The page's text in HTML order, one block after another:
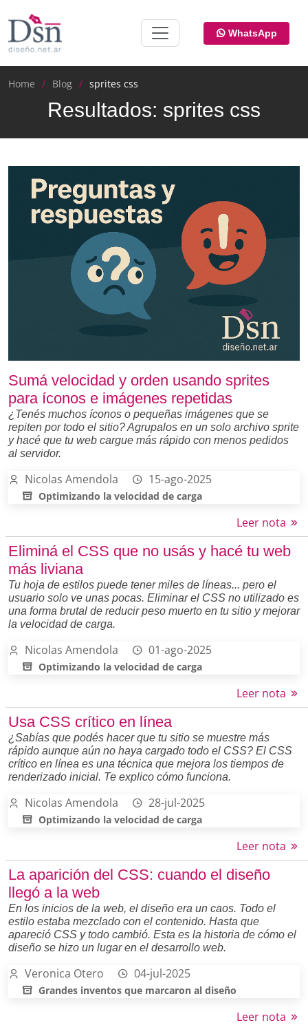
WhatsApp
Home Blog sprites css
Resultados: sprites css
Sumá velocidad y orden usando sprites
para íconos e imágenes repetidas
¿Tenés muchos íconos o pequeñas imágenes que se
repiten por todo el sitio? Agrupalos en un solo archivo sprite
y hacé que tu web cargue más rápido con menos pedidos
al servidor.
Nicolas Amendola 15-ago-2025
Optimizando la velocidad de carga
Leer nota
Eliminá el CSS que no usás y hacé tu web
más liviana
Tu hoja de estilos puede tener miles de líneas... pero el
usuario solo ve unas pocas. Eliminar el CSS no utilizado es
una forma brutal de reducir peso muerto en tu sitio y mejorar
la velocidad de carga.
Nicolas Amendola 01-ago-2025
Optimizando la velocidad de carga
Leer nota
Usa CSS crítico en línea
¿Sabías que podés hacer que tu sitio se muestre más
rápido aunque aún no haya cargado todo el CSS? El CSS
crítico en línea es una técnica que mejora los tiempos de
renderizado inicial. Te explico cómo funciona.
Nicolas Amendola 28-jul-2025
Optimizando la velocidad de carga
Leer nota
La aparición del CSS: cuando el diseño
llegó a la web
En los inicios de la web, el diseño era un caos. Todo el
estilo estaba mezclado con el contenido. Hasta que
apareció CSS y todo cambió. Esta es la historia de cómo el
diseño se hizo un lugar en el desarrollo web.
Veronica Otero 04-jul-2025
Grandes inventos que marcaron al diseño
Leer nota